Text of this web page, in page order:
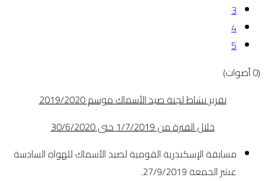
3
4
5
(0 أصوات)
تقرير نشاط لجنة صيد الأسماك موسم 2019/2020
خلال الفترة من 1/7/2019 حتى 30/6/2020
مسابقة الإسكندرية القومية لصيد الأسماك للهواه السادسة
عشر الجمعة 27/9/2019.